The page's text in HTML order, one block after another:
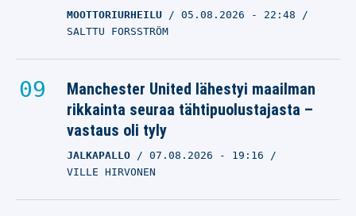
MOOTTORIURHEILU 05.08.2026 - 22:48
SALTTU FORSSTRÖM
Manchester United lähestyi maailman
rikkainta seuraa tähtipuolustajasta –
vastaus oli tyly
JALKAPALLO 07.08.2026 - 19:16
VILLE HIRVONEN